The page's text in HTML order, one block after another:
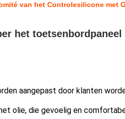
van het Controlesilicone met
het toetsenbordpaneel
aangepast door klanten
olie, die gevoelig en